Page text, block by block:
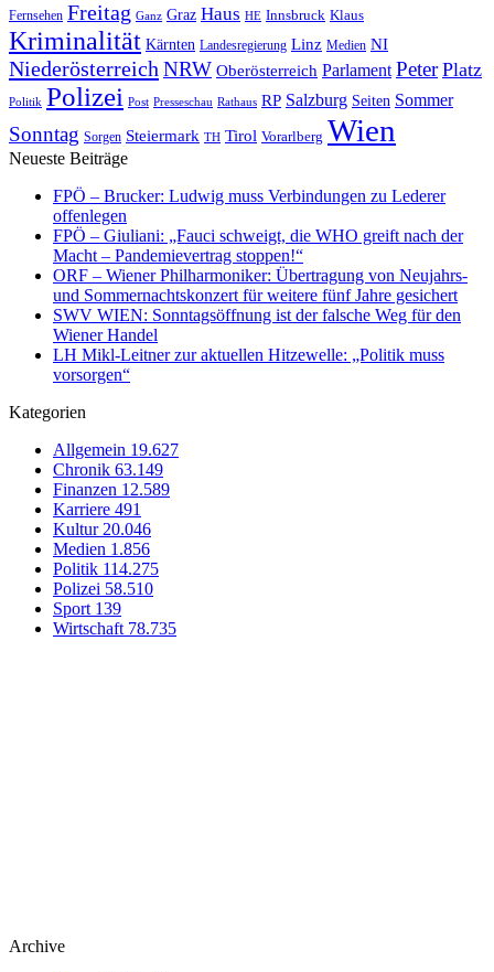
Fernsehen Freitag Ganz Graz Haus HE Innsbruck Klaus
Kriminalität Kärnten Landesregierung Linz Medien NI
Niederösterreich NRW Oberösterreich Parlament Peter Platz
Politik Polizei Post Presseschau Rathaus RP Salzburg Seiten Sommer
Sonntag Sorgen Steiermark TH Tirol Vorarlberg Wien
Neueste Beiträge
FPÖ – Brucker: Ludwig muss Verbindungen zu Lederer
offenlegen
FPÖ – Giuliani: „Fauci schweigt, die WHO greift nach der
Macht – Pandemievertrag stoppen!“
ORF – Wiener Philharmoniker: Übertragung von Neujahrs-
und Sommernachtskonzert für weitere fünf Jahre gesichert
SWV WIEN: Sonntagsöffnung ist der falsche Weg für den
Wiener Handel
LH Mikl-Leitner zur aktuellen Hitzewelle: „Politik muss
vorsorgen“
Kategorien
Allgemein 19.627
Chronik 63.149
Finanzen 12.589
Karriere 491
Kultur 20.046
Medien 1.856
Politik 114.275
Polizei 58.510
Sport 139
Wirtschaft 78.735
Archive